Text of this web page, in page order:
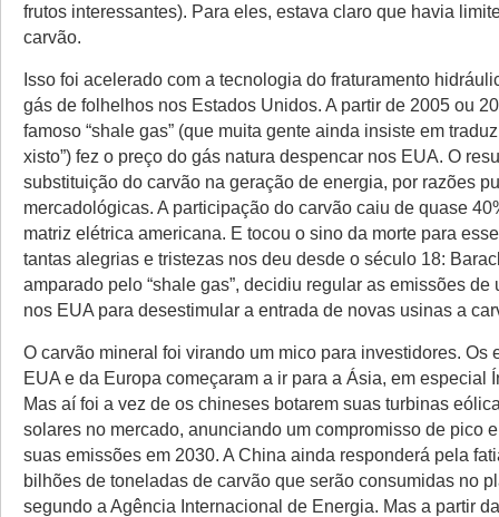
frutos interessantes). Para eles, estava claro que havia
carvão.
Isso foi acelerado com a tecnologia do fraturamento
gás de folhelhos nos Estados Unidos. A partir de 2005 ou
famoso “shale gas” (que muita gente ainda insiste em
xisto”) fez o preço do gás natura despencar nos EUA. O
substituição do carvão na geração de energia, por razões
mercadológicas. A participação do carvão caiu de quase
matriz elétrica americana. E tocou o sino da morte para
tantas alegrias e tristezas nos deu desde o século 18:
amparado pelo “shale gas”, decidiu regular as emissões de
nos EUA para desestimular a entrada de novas usinas a
O carvão mineral foi virando um mico para investidores. Os
EUA e da Europa começaram a ir para a Ásia, em especial
Mas aí foi a vez de os chineses botarem suas turbinas
solares no mercado, anunciando um compromisso de pico
suas emissões em 2030. A China ainda responderá pela
bilhões de toneladas de carvão que serão consumidas no
segundo a Agência Internacional de Energia. Mas a partir